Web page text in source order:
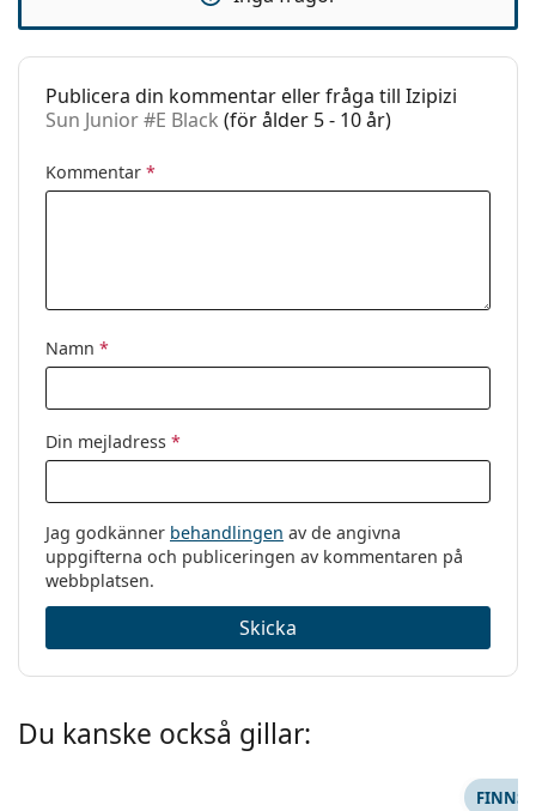
Kod:
Sun Junior #E Black
Recept finns:
Ja
Publicera din kommentar eller fråga till Izipizi
Sun Junior #E Black (för ålder 5 - 10 år)
Kommentar *
Namn *
Din mejladress *
Jag godkänner behandlingen av de angivna
uppgifterna och publiceringen av kommentaren på
webbplatsen.
Skicka
Du kanske också gillar:
FINNS